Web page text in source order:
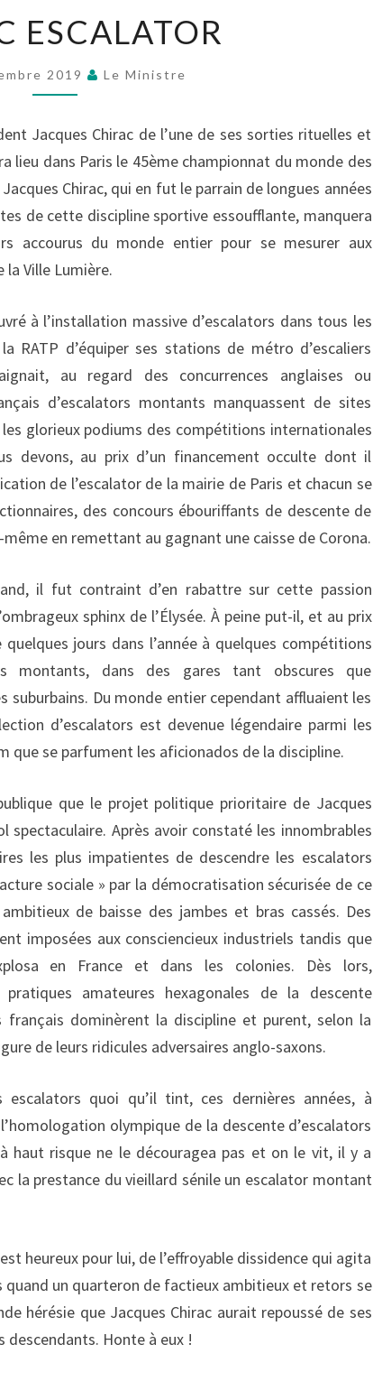
ESCALATOR
ESCALATOR
2019 Le Ministre
Jacques Chirac de l’une de ses sorties rituelles et
lieu dans Paris le 45ème championnat du monde des
Chirac, qui en fut le parrain de longues années
de cette discipline sportive essoufflante, manquera
accourus du monde entier pour se mesurer aux
Ville Lumière.
à l’installation massive d’escalators dans tous les
RATP d’équiper ses stations de métro d’escaliers
au regard des concurrences anglaises ou
d’escalators montants manquassent de sites
glorieux podiums des compétitions internationales
devons, au prix d’un financement occulte dont il
de l’escalator de la mairie de Paris et chacun se
des concours ébouriffants de descente de
en remettant au gagnant une caisse de Corona.
il fut contraint d’en rabattre sur cette passion
sphinx de l’Élysée. À peine put-il, et au prix
jours dans l’année à quelques compétitions
montants, dans des gares tant obscures que
suburbains. Du monde entier cependant affluaient les
d’escalators est devenue légendaire parmi les
que se parfument les aficionados de la discipline.
que le projet politique prioritaire de Jacques
spectaculaire. Après avoir constaté les innombrables
les plus impatientes de descendre les escalators
sociale » par la démocratisation sécurisée de ce
de baisse des jambes et bras cassés. Des
imposées aux consciencieux industriels tandis que
en France et dans les colonies. Dès lors,
amateures hexagonales de la descente
français dominèrent la discipline et purent, selon la
de leurs ridicules adversaires anglo-saxons.
escalators quoi qu’il tint, ces dernières années, à
olympique de la descente d’escalators
haut risque ne le découragea pas et on le vit, il y a
la prestance du vieillard sénile un escalator montant
heureux pour lui, de l’effroyable dissidence qui agita
quand un quarteron de factieux ambitieux et retors se
hérésie que Jacques Chirac aurait repoussé de ses
descendants. Honte à eux !